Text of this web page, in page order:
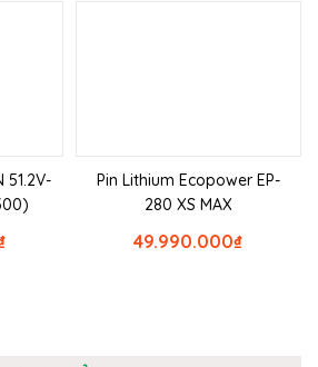
51.2V-
Pin Lithium Ecopower EP-
280 XS MAX
₫
49.990.000